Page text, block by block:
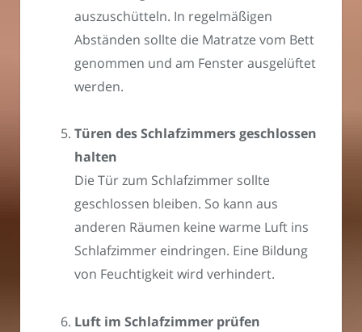
auszuschütteln. In regelmäßigen
Abständen sollte die Matratze vom Bett
genommen und am Fenster ausgelüftet
werden.
Türen des Schlafzimmers geschlossen
halten
Die Tür zum Schlafzimmer sollte
geschlossen bleiben. So kann aus
anderen Räumen keine warme Luft ins
Schlafzimmer eindringen. Eine Bildung
von Feuchtigkeit wird verhindert.
Luft im Schlafzimmer prüfen